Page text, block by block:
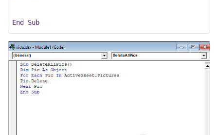
End Sub